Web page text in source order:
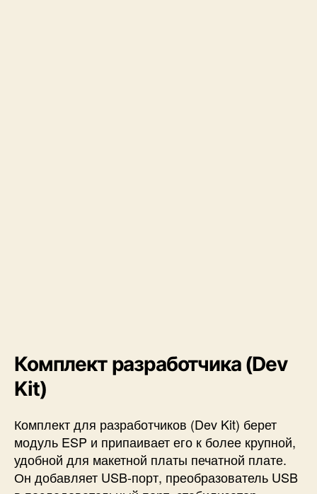
Комплект разработчика (Dev
Kit)
Комплект для разработчиков (Dev Kit) берет
модуль ESP и припаивает его к более крупной,
удобной для макетной платы печатной плате.
Он добавляет USB-порт, преобразователь USB